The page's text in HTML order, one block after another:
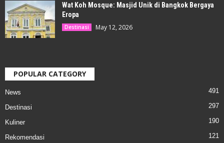
Wat Koh Mosque: Masjid Unik di Bangkok Bergaya
Eropa
Destinasi May 12, 2026
POPULAR CATEGORY
News 491
Destinasi 297
Kuliner 190
Rekomendasi 121